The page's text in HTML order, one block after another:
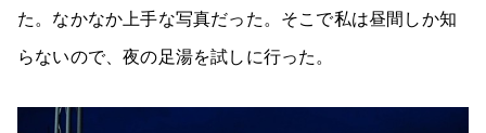
た。なかなか上手な写真だった。そこで私は昼間しか知
らないので、夜の足湯を試しに行った。